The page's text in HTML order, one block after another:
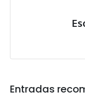
Entradas